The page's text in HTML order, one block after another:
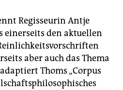
Regisseurin Antje
einerseits den aktuellen
aber auch das Thema
Thoms „Corpus